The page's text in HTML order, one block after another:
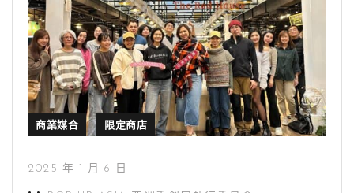
商業媒合 限定商店
2025 年 1 月 6 日